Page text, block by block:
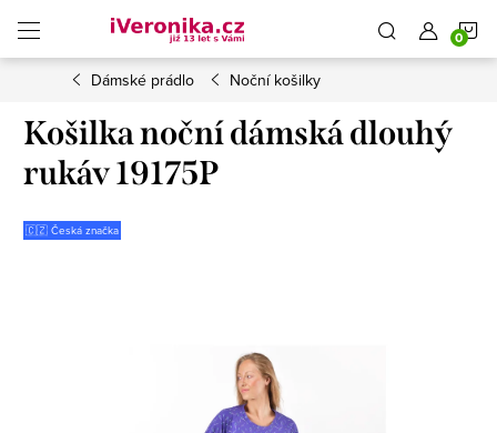
obsah
Dámské prádlo Noční košilky
Košilka noční dámská dlouhý
rukáv 19175P
🇨🇿 Česká značka